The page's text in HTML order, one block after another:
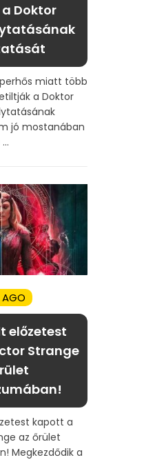
Doktor
miatt több
a Doktor
jó mostanában
AGO
előzetest
Strange
kapott a
az őrület
Megkezdődik a